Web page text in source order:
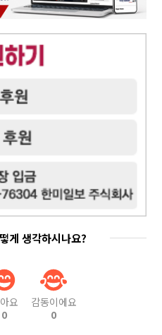
게 생각하시나요?
요
0
감동이에요
0